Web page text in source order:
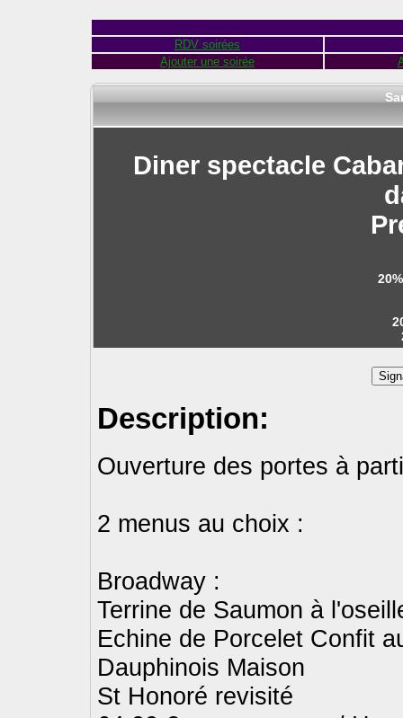
RDV soirées
Ajouter une soirée
Diner spectacle
Description:
Ouverture des portes à
2 menus au choix :
Broadway :
Terrine de Saumon à
Echine de Porcelet Confit
Dauphinois Maison
St Honoré revisité